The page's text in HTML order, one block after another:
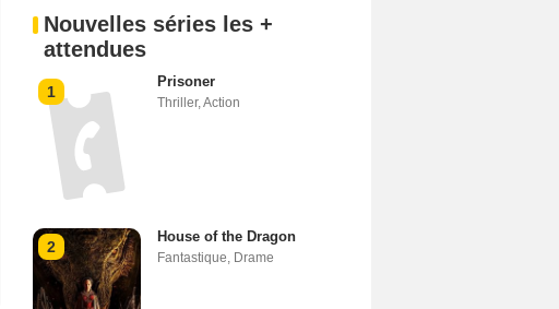
Nouvelles séries les +
attendues
1
Prisoner
Thriller,Action
2
House of the Dragon
Fantastique, Drame